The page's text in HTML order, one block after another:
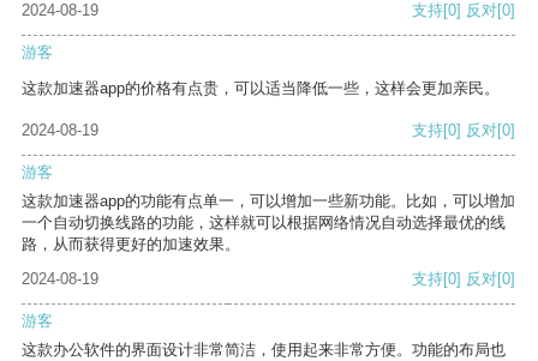
2024-08-19
支持[0] 反对[0]
游客
这款加速器app的价格有点贵，可以适当降低一些，这样会更加亲民。
2024-08-19 支持[0] 反对[0]
游客
这款加速器app的功能有点单一，可以增加一些新功能。比如，可以增加
一个自动切换线路的功能，这样就可以根据网络情况自动选择最优的线
路，从而获得更好的加速效果。
2024-08-19
支持[0] 反对[0]
游客
这款办公软件的界面设计非常简洁，使用起来非常方便。功能的布局也